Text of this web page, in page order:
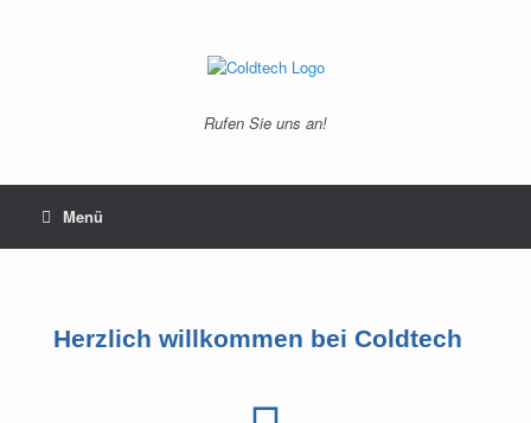
Rufen Sie uns an!
Menü
Herzlich willkommen bei Coldtech